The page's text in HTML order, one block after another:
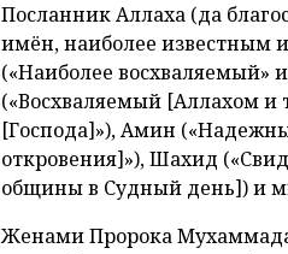
Посланник Аллаха (да
имён, наиболее известным
(«Наиболее восхваляемый»
(«Восхваляемый [Аллахом и
[Господа]»), Амин
откровения]»), Шахид
общины в Судный день]) и
Женами Пророка Мухаммада